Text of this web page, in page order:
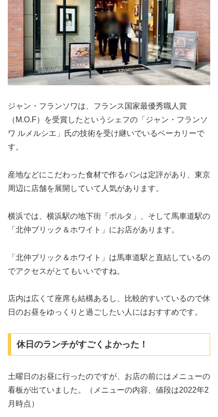
ジャン・フランソワは、フランス国家最優秀職人賞
（M.O.F）を受賞したというシェフの「ジャン・フランソ
ワ ルメルシエ」氏の技術を受け継いでいるベーカリーで
す。
産地などにこだわった食材で作るパンは定評があり、東京
周辺に店舗を展開していて人気があります。
横浜では、横浜駅の地下街「ポルタ」、そして馬車道駅の
「北仲ブリック＆ホワイト」にお店があります。
「北仲ブリック＆ホワイト」は馬車道駅と直結しているの
でアクセスがとてもいいですね。
店内は広くて座席も結構あるし、比較的すいているので休
日のお昼をゆっくりと過ごしたい人にはおすすめです。
休日のランチがすごくよかった！
土曜日のお昼に行ったのですが、お店の前にはメニューの
看板が出ていました。（メニューの内容、値段は2022年2
月時点）